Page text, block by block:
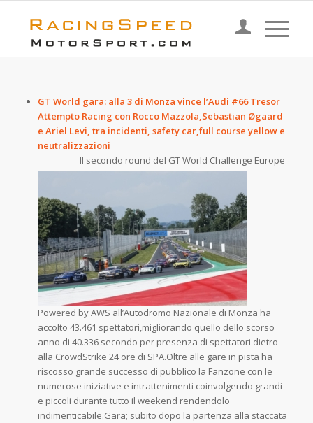
GT World gara: alla 3 di Monza vince l’Audi #66 Tresor
Attempto Racing con Rocco Mazzola,Sebastian Øgaard
e Ariel Levi, tra incidenti, safety car,full course yellow e
neutralizzazioni
Il secondo round del GT World Challenge Europe
Powered by AWS all’Autodromo Nazionale di Monza ha
accolto 43.461 spettatori,migliorando quello dello scorso
anno di 40.336 secondo per presenza di spettatori dietro
alla CrowdStrike 24 ore di SPA.Oltre alle gare in pista ha
riscosso grande successo di pubblico la Fanzone con le
numerose iniziative e intrattenimenti coinvolgendo grandi
e piccoli durante tutto il weekend rendendolo
indimenticabile.Gara; subito dopo la partenza alla staccata